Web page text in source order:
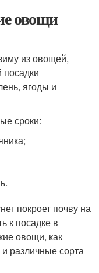
овощи
из овощей,
ягоды и
сроки:
покроет почву на
к посадке в
овощи, как
различные сорта